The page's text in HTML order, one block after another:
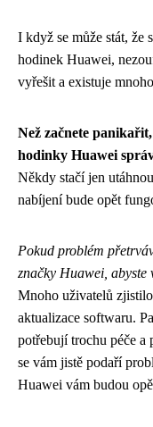
I když se může stát, že
hodinek Huawei,
vyřešit a existuje
Než začnete
hodinky Huawei
Někdy stačí jen
nabíjení bude opět
Pokud problém
značky Huawei,
Mnoho uživatelů
aktualizace softwaru.
potřebují trochu péče a
se vám jistě podaří
Huawei vám budou